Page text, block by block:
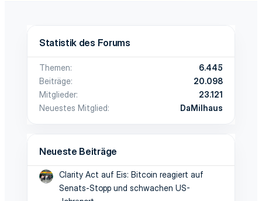
Statistik des Forums
Themen
6.445
Beiträge
20.098
Mitglieder
23.121
Neuestes Mitglied
DaMilhaus
Neueste Beiträge
Clarity Act auf Eis: Bitcoin reagiert auf
Senats-Stopp und schwachen US-